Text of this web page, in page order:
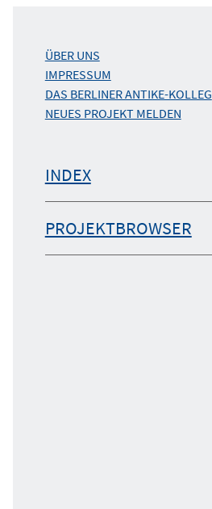
ÜBER UNS
IMPRESSUM
DAS BERLINER ANTIKE-KOLLEG
NEUES PROJEKT MELDEN
INDEX
PROJEKTBROWSER